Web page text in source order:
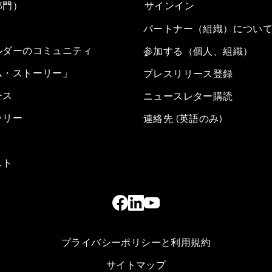
）
ーのコミュニティ
ストーリー」
リー
サインイン
パートナー（組織）につい
参加する（個人、組織）
プレスリリース登録
ニュースレター購読
連絡先 (英語のみ)
プライバシーポリシーと利用規約
サイトマップ